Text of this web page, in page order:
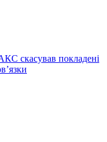
скасував покладені